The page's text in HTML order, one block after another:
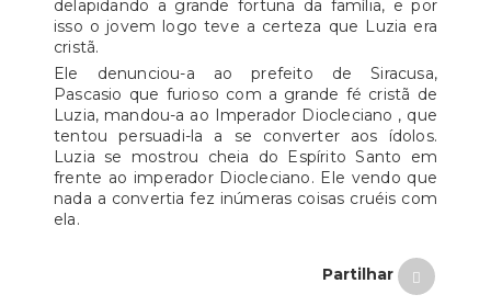
delapidando a grande fortuna da família, e por
isso o jovem logo teve a certeza que Luzia era
cristã.
Ele denunciou-a ao prefeito de Siracusa,
Pascasio que furioso com a grande fé cristã de
Luzia, mandou-a ao Imperador Diocleciano , que
tentou persuadi-la a se converter aos ídolos.
Luzia se mostrou cheia do Espírito Santo em
frente ao imperador Diocleciano. Ele vendo que
nada a convertia fez inúmeras coisas cruéis com
ela.
Partilhar